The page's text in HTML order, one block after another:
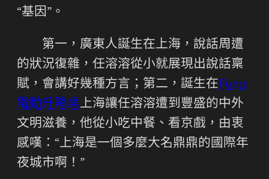
“基因”。
第一，廣東人誕生在上海，說話周遭
的狀況復雜，任溶溶從小就展現出說話稟
賦，會講好幾種方言；第二，誕生在Funte
電動升降桌上海讓任溶溶遭到豐盛的中外
文明滋養，他從小吃中餐、看京戲，由衷
感嘆：“上海是一個多麼大名鼎鼎的國際年
夜城市啊！”